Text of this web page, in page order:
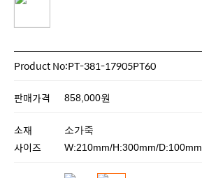
Product No:PT-381-17905PT60
판매가격 858,000원
소재 소가죽
사이즈 W:210mm/H:300mm/D:100mm